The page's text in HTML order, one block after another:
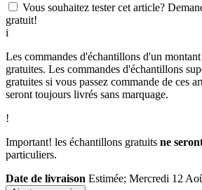
Vous souhaitez tester cet article?
gratuit!
i
Les commandes d'échantillons d'un
gratuites. Les commandes d'échantillons
gratuites si vous passez commande de ces
seront toujours livrés sans marquage.
!
Important! les échantillons gratuits ne
particuliers.
Date de livraison Estimée; Mercredi 12